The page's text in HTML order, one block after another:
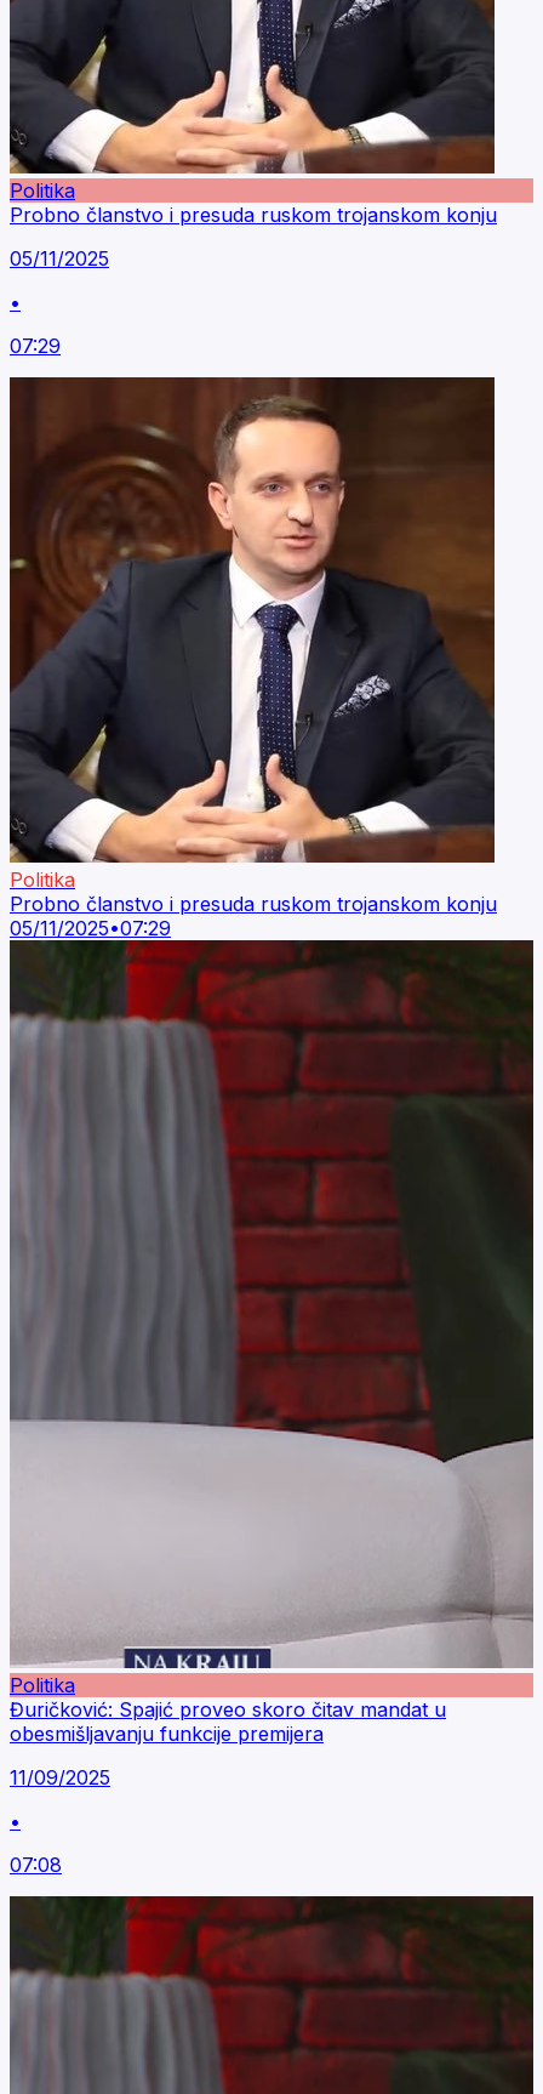
Politika
Probno članstvo i presuda ruskom trojanskom konju
05/11/2025
•
07:29
Politika
Probno članstvo i presuda ruskom trojanskom konju
05/11/2025•07:29
Politika
Đuričković: Spajić proveo skoro čitav mandat u
obesmišljavanju funkcije premijera
11/09/2025
•
07:08